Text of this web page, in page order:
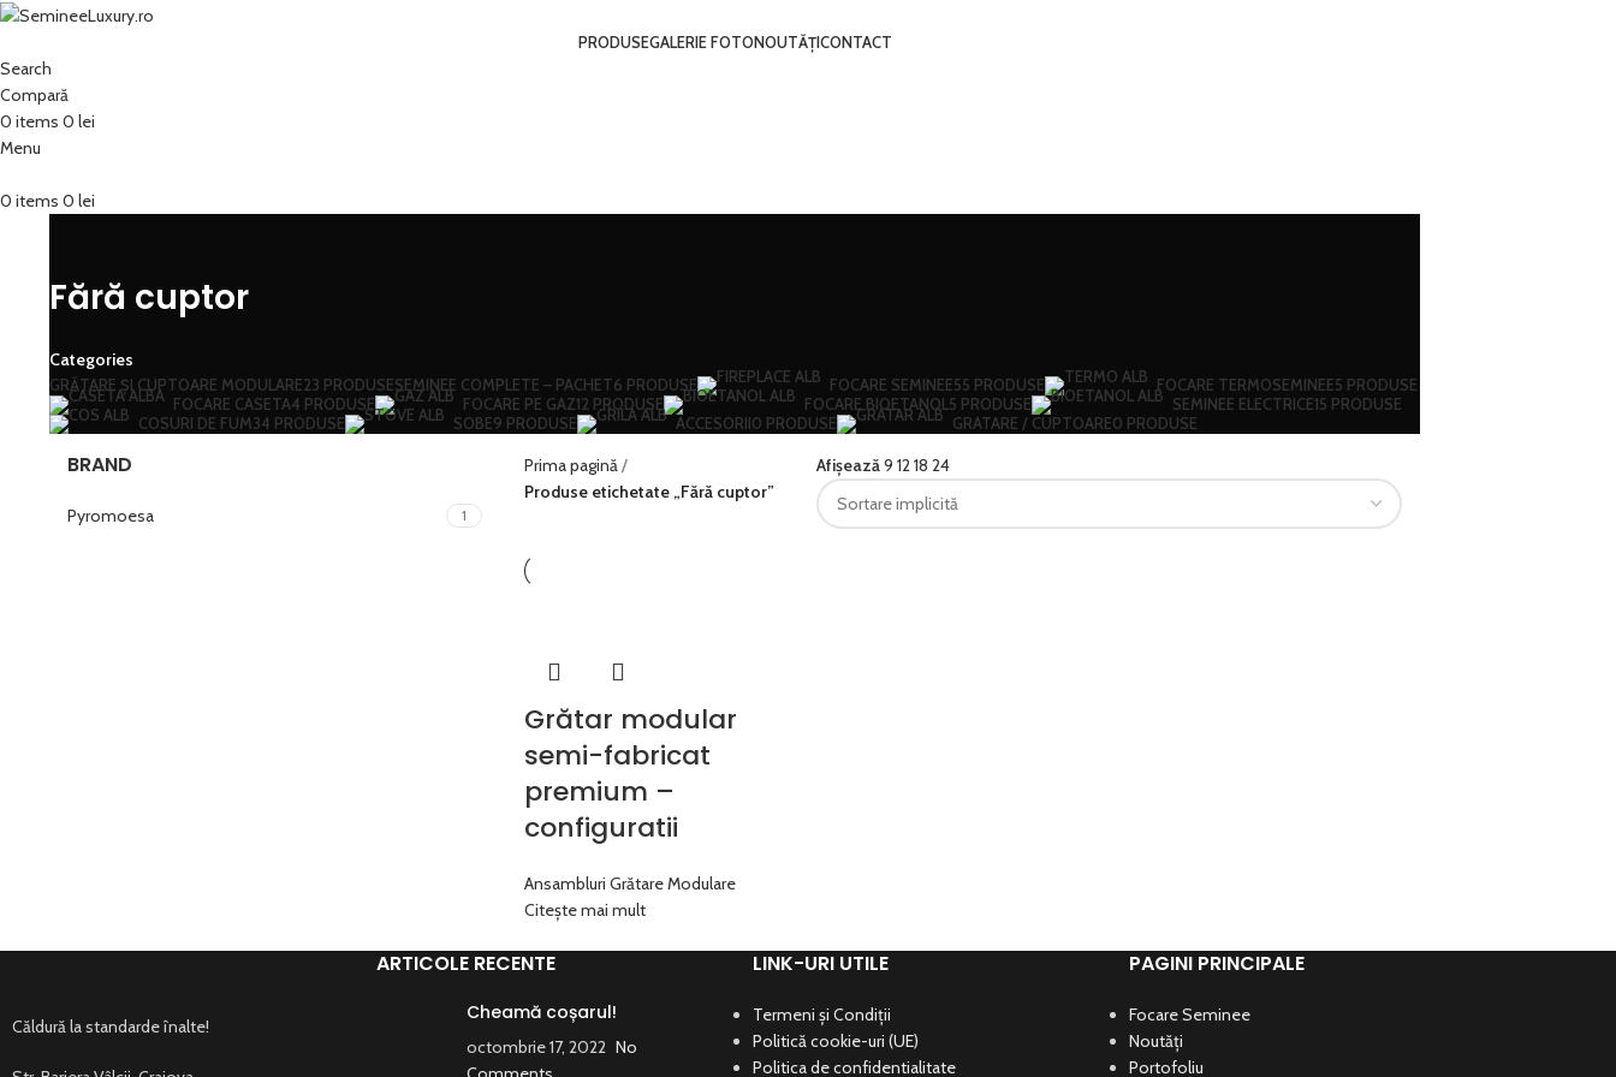
PRODUSEGALERIE FOTONOUTĂȚICONTACT
Search
Compară
0 items 0 lei
Menu
0 items 0 lei
Fără cuptor
Categories
GRĂTARE ȘI CUPTOARE MODULARE23 PRODUSESEMINEE COMPLETE – PACHET6 PRODUSE FOCARE SEMINEE55 PRODUSE FOCARE TERMOSEMINEE5 PRODUSE
FOCARE CASETA4 PRODUSE FOCARE PE GAZ12 PRODUSE FOCARE BIOETANOL 5 PRODUSE SEMINEE ELECTRICE15 PRODUSE
COSURI DE FUM34 PRODUSE SOBE9 PRODUSE ACCESORII0 PRODUSE GRATARE / CUPTOARE0 PRODUSE
BRAND
Pyromoesa 1
Prima pagină
Produse etichetate „Fără cuptor”
Afișează9121824
Grătar modular
semi-fabricat
premium –
configuratii
Ansambluri Grătare Modulare
Citește mai mult
Căldură la standarde înalte!
ARTICOLE RECENTE
Cheamă coșarul!
octombrie 17, 2022 No
LINK-URI UTILE
Termeni și Condiții
Politică cookie-uri (UE)
Politica de confidentialitate
PAGINI PRINCIPALE
Focare Seminee
Noutăți
Portofoliu